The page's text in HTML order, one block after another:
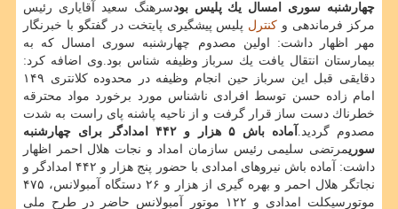
چهارشنبه سوری امسال یك پلیس بودسرهنگ سعید آقایاری رئیس
مركز فرماندهی و كنترل پلیس پیشگیری پایتخت در گفتگو با خبرنگار
مهر اظهار داشت: اولین مصدوم چهارشنبه سوری امسال كه به
بیمارستان انتقال یافت یك سرباز وظیفه شناس بود.وی اضافه كرد:
دقایقی قبل این سرباز حین انجام وظیفه در محدوده كلانتری ۱۴۹
امام زاده حسن توسط افرادی ناشناس مورد برخورد مواد محترقه
خطرناك دست ساز قرار گرفت و از ناحیه پاشنه پای راست به شدت
مصدوم گردید.
آماده باش ۵ هزار و ۴۴۲ امدادگر برای چهارشنبه
سوریمرتضی سلیمی رئیس سازمان امداد و نجات هلال احمر اظهار
داشت: آماده باش نیروهای امدادی با حضور پنج هزار و ۴۴۲ امدادگر و
نجاتگر هلال احمر و بهره گیری از هزار و ۲۶ دستگاه آمبولانس، ۴۷۵
موتورسیكلت امدادی و ۱۲۲ موتور آمبولانس حاضر در طرح ملی